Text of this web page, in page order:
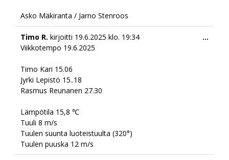
Asko Mäkiranta / Jarno Stenroos
Timo R. kirjoitti 19.6.2025 klo. 19:34
Viikkotempo 19.6.2025
Timo Kari 15.06
Jyrki Lepistö 15..18
Rasmus Reunanen 27.30
Lämpötila 15,8 ℃
Tuuli 8 m/s
Tuulen suunta luoteistuulta (320°)
Tuulen puuska 12 m/s
...